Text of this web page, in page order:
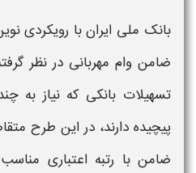
بانک ملی ایران با رویکردی
ضامن وام مهربانی در نظر
تسهیلات بانکی که نیاز به
پیچیده دارند، در این طرح
ضامن با رتبه اعتباری